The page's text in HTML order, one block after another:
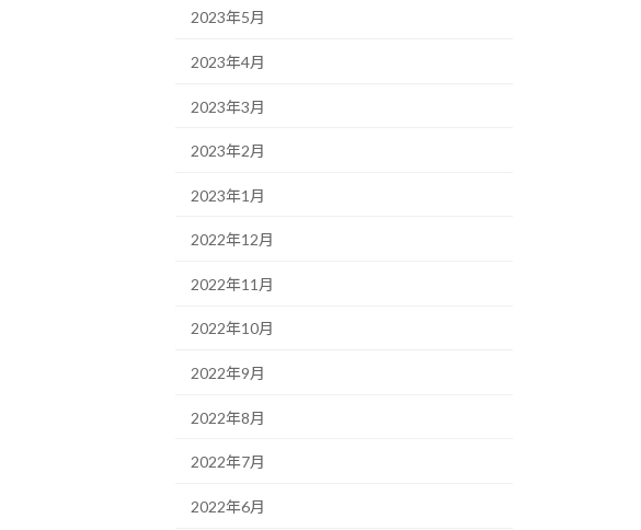
2023年5月
2023年4月
2023年3月
2023年2月
2023年1月
2022年12月
2022年11月
2022年10月
2022年9月
2022年8月
2022年7月
2022年6月